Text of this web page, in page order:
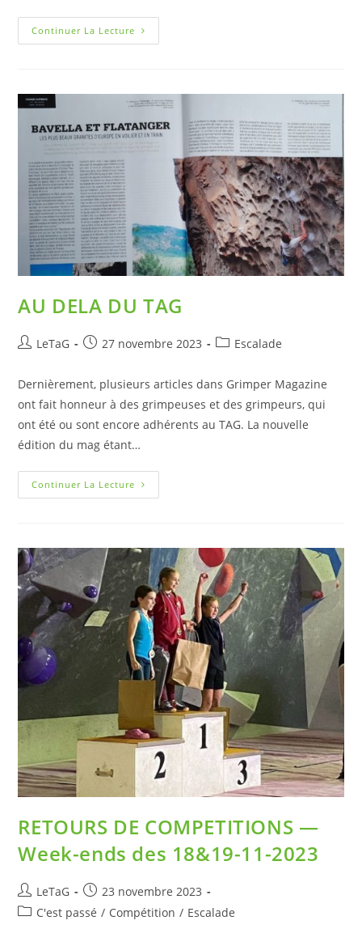
Continuer La Lecture
AU DELA DU TAG
LeTaG 27 novembre 2023 Escalade
Dernièrement, plusieurs articles dans Grimper Magazine
ont fait honneur à des grimpeuses et des grimpeurs, qui
ont été ou sont encore adhérents au TAG. La nouvelle
édition du mag étant…
Continuer La Lecture
RETOURS DE COMPETITIONS —
Week-ends des 18&19-11-2023
LeTaG
23 novembre 2023
C'est passé / Compétition / Escalade